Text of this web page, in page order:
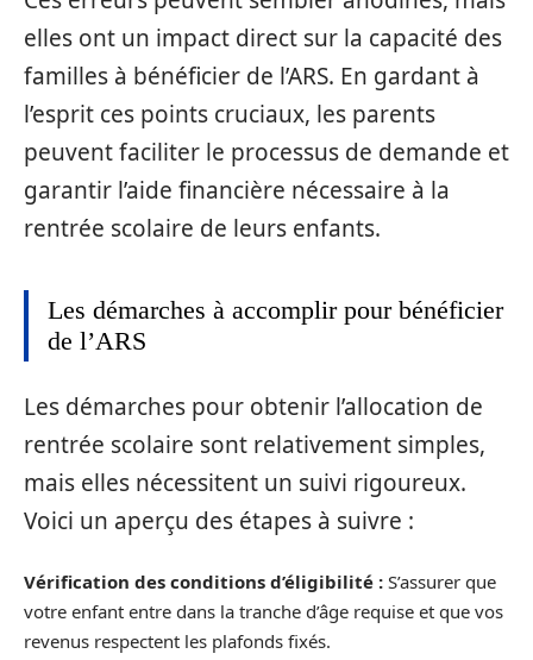
elles ont un impact direct sur la capacité des
familles à bénéficier de l’ARS. En gardant à
l’esprit ces points cruciaux, les parents
peuvent faciliter le processus de demande et
garantir l’aide financière nécessaire à la
rentrée scolaire de leurs enfants.
Les démarches à accomplir pour bénéficier
de l’ARS
Les démarches pour obtenir l’allocation de
rentrée scolaire sont relativement simples,
mais elles nécessitent un suivi rigoureux.
Voici un aperçu des étapes à suivre :
Vérification des conditions d’éligibilité : S’assurer que
votre enfant entre dans la tranche d’âge requise et que vos
revenus respectent les plafonds fixés.